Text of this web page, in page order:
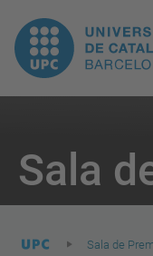
UPC.
de
Sala
here:
Sala de